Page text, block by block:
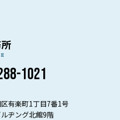
1021
有楽町1丁目7番1号
ヂング北館9階